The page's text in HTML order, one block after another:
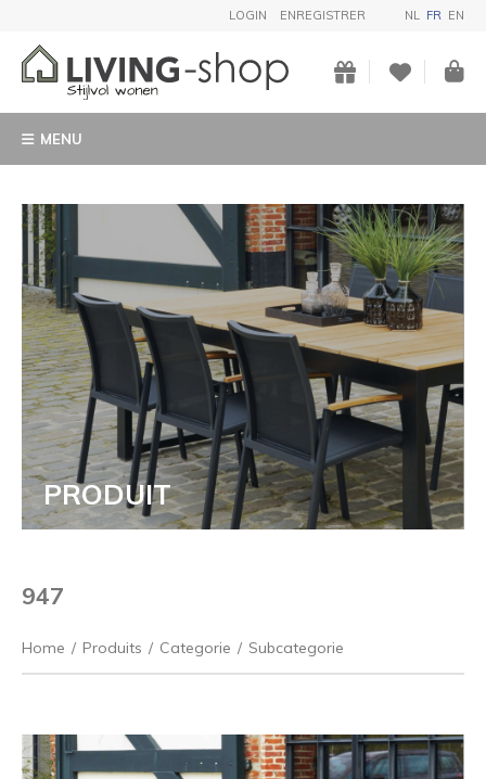
LOGIN ENREGISTRER NL FR EN
MENU
PRODUIT
947
Home / Produits / Categorie / Subcategorie